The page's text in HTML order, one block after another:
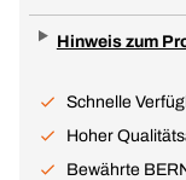
Hinweis zum
Schnelle
Hoher
Bewährte